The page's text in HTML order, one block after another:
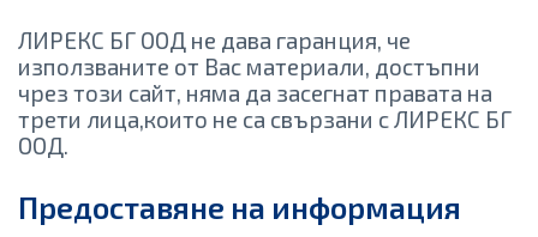
ЛИРЕКС БГ ООД не дава гаранция, че
използваните от Вас материали, достъпни
чрез този сайт, няма да засегнат правата на
трети лица,които не са свързани с ЛИРЕКС БГ
ООД.
Предоставяне на информация